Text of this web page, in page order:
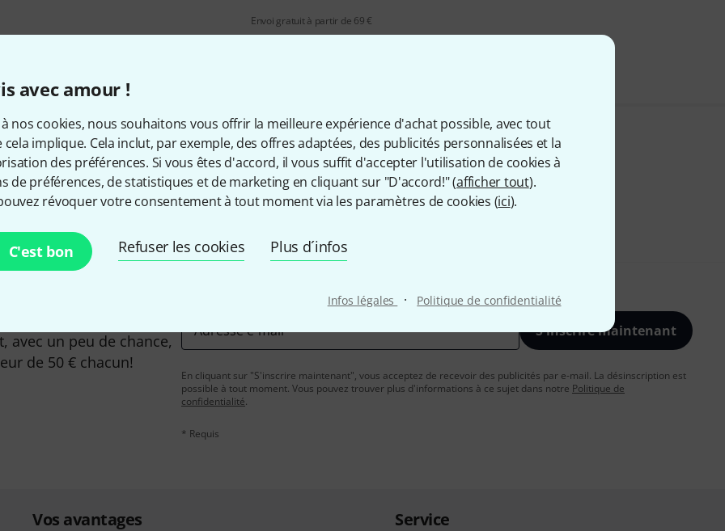
avec amour !
à nos cookies, nous souhaitons vous offrir la meilleure expérience d'achat possible, avec tout
cela implique. Cela inclut, par exemple, des offres adaptées, des publicités personnalisées et la
des préférences. Si vous êtes d'accord, il vous suffit d'accepter l'utilisation de cookies à
de préférences, de statistiques et de marketing en cliquant sur "D'accord!" (afficher tout).
révoquer votre consentement à tout moment via les paramètres de cookies (ici).
C'est bon Refuser les cookies Plus d´infos
Infos légales · Politique de confidentialité
Envoi gratuit à partir de 69 €
Aimez-vous ce que vous voyez ?
Partager Aide et commentaires
avec un peu de chance,
de 50 € chacun!
Adresse e-mail* S'inscrire maintenant
En cliquant sur "S'inscrire maintenant", vous acceptez de recevoir des publicités par e-mail. La désinscription est
possible à tout moment. Vous pouvez trouver plus d'informations à ce sujet dans notre Politique de
confidentialité.
* Requis
Vos avantages Service